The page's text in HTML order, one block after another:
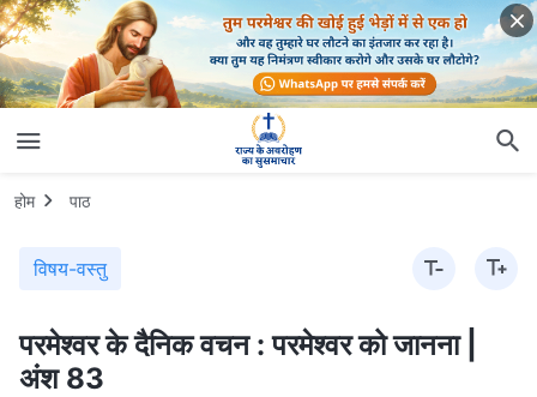
होम पाठ
विषय-वस्तु
परमेश्वर के दैनिक वचन : परमेश्वर को जानना |
अंश 83